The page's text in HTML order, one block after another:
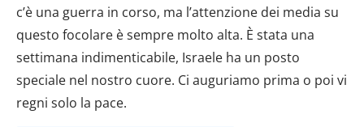
c’è una guerra in corso, ma l’attenzione dei media su
questo focolare è sempre molto alta. È stata una
settimana indimenticabile, Israele ha un posto
speciale nel nostro cuore. Ci auguriamo prima o poi vi
regni solo la pace.